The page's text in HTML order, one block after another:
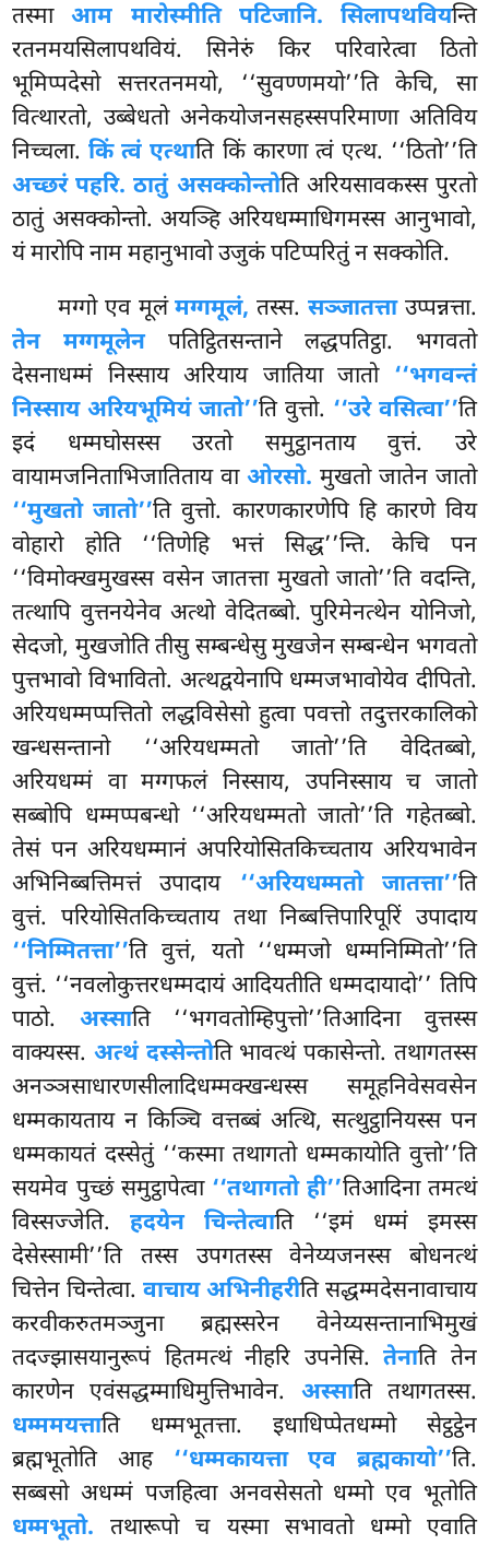
तस्माआम मारोस्मीति पटिजानि. सिलापथवियन्ति
रतनमयसिलापथवियं. सिनेरुं किर परिवारेत्वा ठितो
भूमिप्पदेसो सत्तरतनमयो, ‘‘सुवण्णमयो’’ति केचि, सा
वित्थारतो, उब्बेधतो अनेकयोजनसहस्सपरिमाणा अतिविय
निच्चला.किं त्वं एत्थाति किं कारणा त्वं एत्थ. ‘‘ठितो’’ति
अच्छरं पहरि. ठातुं असक्कोन्तोति अरियसावकस्स पुरतो
ठातुं असक्कोन्तो. अयञ्हि अरियधम्माधिगमस्स आनुभावो,
यं मारोपिनाम महानुभावो उजुकं पटिप्परितुं न सक्कोति.
मग्गो एव मूलंमग्गमूलं, तस्स.सञ्जातत्ताउप्पन्नत्ता.
तेन मग्गमूलेनपतिट्ठितसन्ताने लद्धपतिट्ठा. भगवतो
देसनाधम्मं निस्साय अरियाय जातिया जातो ‘‘भगवन्तं
निस्साय अरियभूमियं जातो’’ति वुत्तो. ‘‘उरे वसित्वा’’ति
इदं धम्मघोसस्स उरतो समुट्ठानताय वुत्तं. उरे
वायामजनिताभिजातिताय वाओरसो. मुखतो जातेन जातो
‘‘मुखतो जातो’’ति वुत्तो. कारणकारणेपि हि कारणे विय
वोहारो होति ‘‘तिणेहि भत्तं सिद्ध’’न्ति. केचि पन
‘‘विमोक्खमुखस्स वसेनजातत्ता मुखतो जातो’’ति वदन्ति,
तत्थापि वुत्तनयेनेव अत्थो वेदितब्बो. पुरिमेनत्थेन योनिजो,
सेदजो, मुखजोति तीसु सम्बन्धेसु मुखजेन सम्बन्धेन भगवतो
पुत्तभावो विभावितो. अत्थद्वयेनापि धम्मजभावोयेव दीपितो.
अरियधम्मप्पत्तितो लद्धविसेसो हुत्वा पवत्तो तदुत्तरकालिको
खन्धसन्तानो ‘‘अरियधम्मतो जातो’’ति वेदितब्बो,
अरियधम्मं वा मग्गफलं निस्साय, उपनिस्साय च जातो
सब्बोपि धम्मप्पबन्धो ‘‘अरियधम्मतो जातो’’ति गहेतब्बो.
तेसं पन अरियधम्मानं अपरियोसितकिच्चताय अरियभावेन
अभिनिब्बत्तिमत्तं उपादाय ‘‘अरियधम्मतो जातत्ता’’ति
वुत्तं. परियोसितकिच्चताय तथा निब्बत्तिपारिपूरिं उपादाय
‘‘निम्मितत्ता’’ति वुत्तं, यतो ‘‘धम्मजो धम्मनिम्मितो’’ति
वुत्तं. ‘‘नवलोकुत्तरधम्मदायं आदियतीति धम्मदायादो’’ तिपि
पाठो. अस्साति ‘‘भगवतोम्हिपुत्तो’’तिआदिना वुत्तस्स
वाक्यस्स. अत्थं दस्सेन्तोति भावत्थं पकासेन्तो. तथागतस्स
अनञ्ञसाधारणसीलादिधम्मक्खन्धस्स समूहनिवेसवसेन
धम्मकायताय नकिञ्चि वत्तब्बं अत्थि, सत्थुट्ठानियस्स पन
धम्मकायतं दस्सेतुं ‘‘कस्मा तथागतो धम्मकायोति वुत्तो’’ति
सयमेव पुच्छं समुट्ठापेत्वा ‘‘तथागतो ही’’तिआदिना तमत्थं
विस्सज्जेति.हदयेन चिन्तेत्वाति ‘‘इमं धम्मं इमस्स
देसेस्सामी’’ति तस्स उपगतस्स वेनेय्यजनस्स बोधनत्थं
चित्तेन चिन्तेत्वा. वाचाय अभिनीहरीति सद्धम्मदेसनावाचाय
करवीकरुतमञ्जुना ब्रह्मस्सरेन वेनेय्यसन्तानाभिमुखं
तदज्झासयानुरूपं हितमत्थं नीहरि उपनेसि.तेनाति तेन
कारणेन एवंसद्धम्माधिमुत्तिभावेन. अस्साति तथागतस्स.
धम्ममयत्ताति धम्मभूतत्ता. इधाधिप्पेतधम्मो सेट्ठट्ठेन
ब्रह्मभूतोति आह ‘‘धम्मकायत्ता एव ब्रह्मकायो’’ति.
सब्बसो अधम्मं पजहित्वा अनवसेसतो धम्मो एव भूतोति
धम्मभूतो. तथारूपो च यस्मा सभावतो धम्मो एवाति